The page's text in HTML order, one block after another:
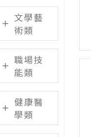
文學藝
術類
職場技
能類
健康醫
學類